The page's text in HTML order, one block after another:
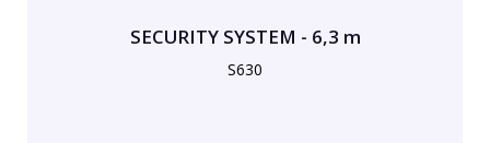
SECURITY SYSTEM - 6,3 m
S630